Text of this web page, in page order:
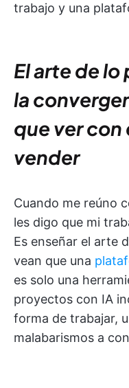
trabajo y una
El arte de
la
que ver con
vender
Cuando me reúno
les digo que mi
Es enseñar el arte
vean que una
es solo una
proyectos con IA
forma de trabajar,
malabarismos a